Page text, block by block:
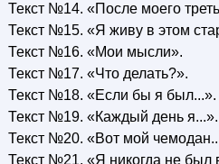
Текст №14. «После моего
Текст №15. «Я живу в этом
Текст №16. «Мои мысли».
Текст №17. «Что делать?».
Текст №18. «Если бы я был...».
Текст №19. «Каждый день я...».
Текст №20. «Вот мой
Текст №21. «Я никогда не был